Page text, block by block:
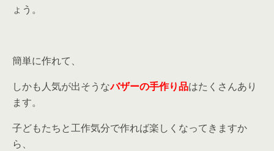
ょう。
簡単に作れて、
しかも人気が出そうなバザーの手作り品はたくさんあり
ます。
子どもたちと工作気分で作れば楽しくなってきますか
ら、